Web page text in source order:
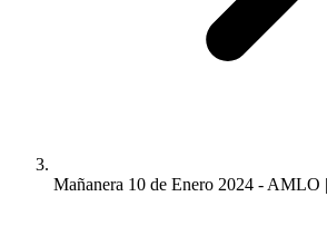
Mañanera 10 de Enero 2024 - AMLO